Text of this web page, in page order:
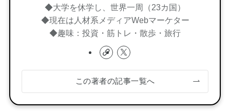
◆大学を休学し、世界一周（23カ国）
◆現在は人材系メディアWebマーケター
◆趣味：投資・筋トレ・散歩・旅行
この著者の記事一覧へ